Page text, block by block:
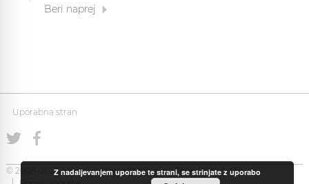
Beri naprej
Uporabna stran
© 2008-2026 Uporabna Stran gostuje naZabec.net
Piškotki
Z nadaljevanjem uporabe te strani, se strinjate z uporabo